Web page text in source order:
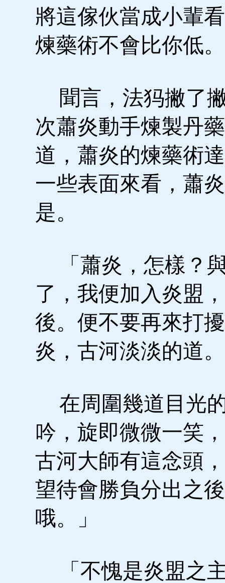
將這傢伙當成小輩
煉藥術不會比你低
聞言，法犸撇了
次蕭炎動手煉製丹
道，蕭炎的煉藥術
一些表面來看，蕭
是。
「蕭炎，怎樣？
了，我便加入炎盟
後。便不要再來打
炎，古河淡淡的道。
在周圍幾道目光
吟，旋即微微一笑
古河大師有這念頭
望待會勝負分出之
哦。」
「不愧是炎盟之